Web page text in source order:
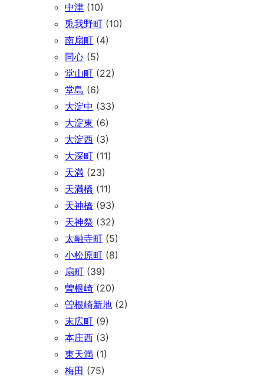
中津 (10)
兎我野町 (10)
南扇町 (4)
同心 (5)
堂山町 (22)
堂島 (6)
大淀中 (33)
大淀東 (6)
大淀西 (3)
大深町 (11)
天満 (23)
天満橋 (11)
天神橋 (93)
天神祭 (32)
太融寺町 (5)
小松原町 (8)
扇町 (39)
曽根崎 (20)
曽根崎新地 (2)
末広町 (9)
本庄西 (3)
東天満 (1)
梅田 (75)